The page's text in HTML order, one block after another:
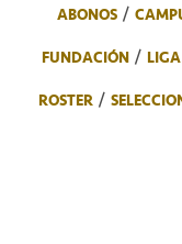
ABONOS
FUNDACIÓN
ROSTER